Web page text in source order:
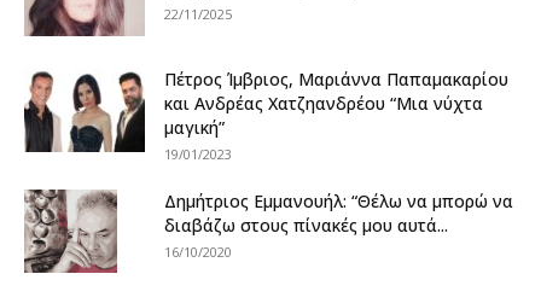
22/11/2025
Πέτρος Ίμβριος, Μαριάννα Παπαμακαρίου
και Ανδρέας Χατζηανδρέου “Μια νύχτα
μαγική”
19/01/2023
Δημήτριος Εμμανουήλ: “Θέλω να μπορώ να
διαβάζω στους πίνακές μου αυτά...
16/10/2020